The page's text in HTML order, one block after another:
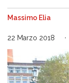
Massimo Elia
22 Marzo 2018